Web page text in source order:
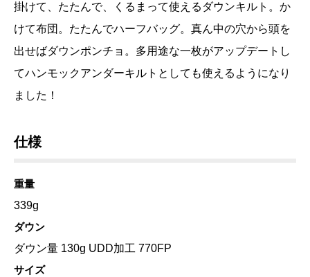
掛けて、たたんで、くるまって使えるダウンキルト。か
けて布団。たたんでハーフバッグ。真ん中の穴から頭を
出せばダウンポンチョ。多用途な一枚がアップデートし
てハンモックアンダーキルトとしても使えるようになり
ました！
仕様
重量
339g
ダウン
ダウン量 130g UDD加工 770FP
サイズ